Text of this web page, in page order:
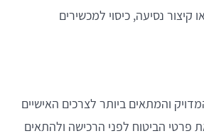
קיצור נסיעה, כיסוי למכשירים
והמתאים ביותר לצרכים האישיים
פרטי הביטוח לפני הרכישה ולהתאים